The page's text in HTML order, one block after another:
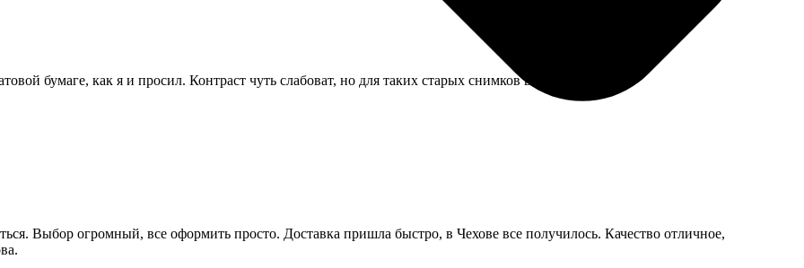
бумаге, как я и просил. Контраст чуть слабоват, но для таких старых снимков в самый раз.
Выбор огромный, все оформить просто. Доставка пришла быстро, в Чехове все получилось. Качество отличное,